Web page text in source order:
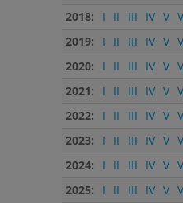
2018:
I II III IV V
2019:
I II III IV V
2020:
I II III IV V
2021:
I II III IV V
2022:
I II III IV V
2023:
I II III IV V
2024:
I II III IV V
2025:
I II III IV V